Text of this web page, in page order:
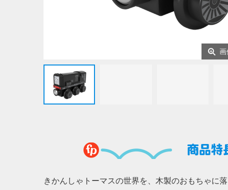
画
商品特
きかんしゃトーマスの世界を、木製のおもちゃに